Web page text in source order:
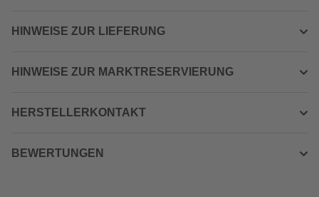
HINWEISE ZUR LIEFERUNG
HINWEISE ZUR MARKTRESERVIERUNG
HERSTELLERKONTAKT
BEWERTUNGEN